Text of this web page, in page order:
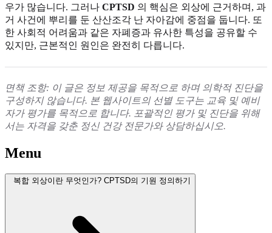
우가 많습니다. 그러나 CPTSD 의 핵심은 외상에 근거하며, 과
거 사건에 뿌리를 둔 산산조각 난 자아감에 중점을 둡니다. 또
한 사회적 어려움과 같은 자폐증과 유사한 특성을 공유할 수
있지만, 근본적인 원인은 완전히 다릅니다.
면책 조항: 이 글은 정보 제공을 목적으로 하며 의학적 진단을
구성하지 않습니다. 본 웹사이트의 선별 도구는 교육 및 예비
자가 평가를 목적으로 합니다. 포괄적인 평가 및 진단을 위해
서는 자격을 갖춘 정신 건강 전문가와 상담하십시오.
Menu
복합 외상이란 무엇인가? CPTSD의 기원 정의하기